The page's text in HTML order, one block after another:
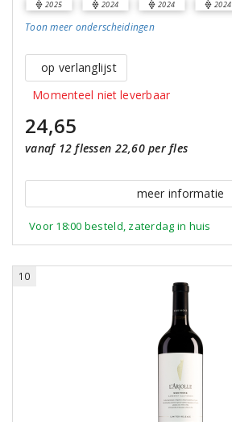
2025 2024 2024 2024
Toon meer onderscheidingen
op verlanglijst
Momenteel niet leverbaar
24,65
vanaf 12 flessen 22,60 per fles
meer informatie
Voor 18:00 besteld, zaterdag in huis
10